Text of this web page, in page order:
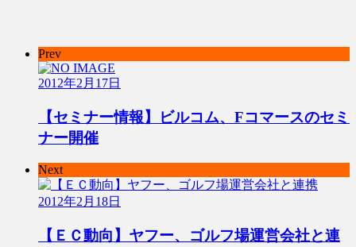
Prev
2012年2月17日
【セミナー情報】ビルコム、Fコマースのセミ
ナー開催
Next
2012年2月18日
【ＥＣ動向】ヤフー、ゴルフ場運営会社と連